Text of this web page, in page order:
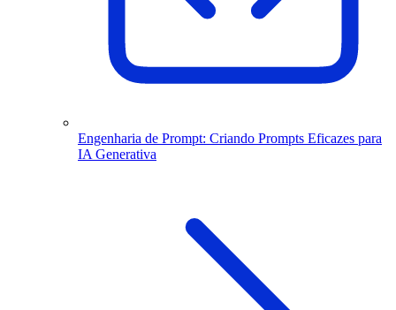
Engenharia de Prompt: Criando Prompts Eficazes para
IA Generativa